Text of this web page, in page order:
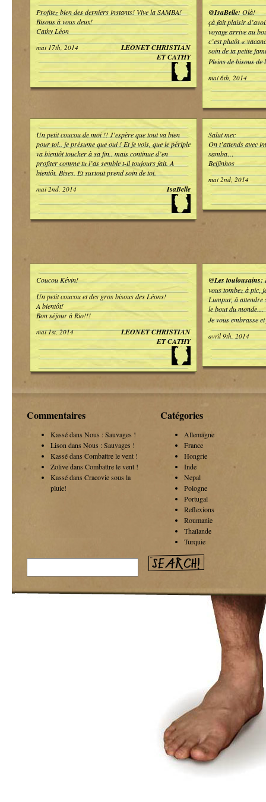
Profitez bien des derniers instants! Vive la SAMBA!
Bisous à vous deux!
Cathy Léon
mai 17th, 2014
LEONET CHRISTIAN
ET CATHY
@IsaBelle:Olà!
çà fait plaisir
voyage arrive au
c’est plutôt «
soin de ta petite
Pleins de bisous
mai 6th, 2014
Un petit coucou de moi !! J’espère que tout va bien
pour toi.. je présume que oui ! Et je vois, que le périple
va bientôt toucher à sa fin.. mais continue d’en
profiter comme tu l’as semble t-il toujours fait. A
bientôt. Bises. Et surtout prend soin de toi.
mai 2nd, 2014 IsaBelle
Salut mec
On t’attends avec
samba…
Beijinhos
mai 2nd, 2014
Coucou Kévin!
Un petit coucou et des gros bisous des Léons!
A bientôt!
Bon séjour à Rio!!!
mai 1st, 2014
LEONET CHRISTIAN
ET CATHY
@Les toulousains:
vous tombez à pic,
Lumpur, à attendre
le bout du monde…
Je vous embrasse
avril 9th, 2014
Commentaires
Kassé dansNous : Sauvages !
Lison dans Nous : Sauvages !
Kassé dans Combattre le vent !
Zolive dans Combattre le vent !
Kassé dans Cracovie sous la
pluie!
Catégories
Allemagne
France
Hongrie
Inde
Nepal
Pologne
Portugal
Reflexions
Roumanie
Thaïlande
Turquie